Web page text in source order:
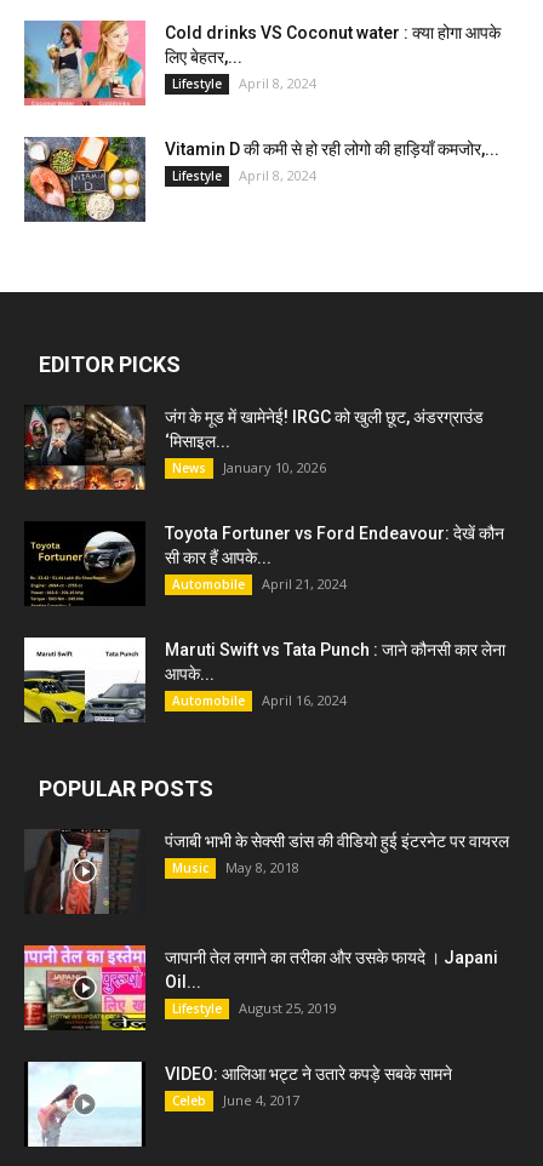
Cold drinks VS Coconut water : क्या होगा आपके
लिए बेहतर,...
Lifestyle April 8, 2024
Vitamin D की कमी से हो रही लोगो की हाड़ियाँ कमजोर,...
Lifestyle April 8, 2024
EDITOR PICKS
जंग के मूड में खामेनेई! IRGC को खुली छूट, अंडरग्राउंड
‘मिसाइल...
News January 10, 2026
Toyota Fortuner vs Ford Endeavour: देखें कौन
सी कार हैं आपके...
Automobile April 21, 2024
Maruti Swift vs Tata Punch : जाने कौनसी कार लेना
आपके...
Automobile April 16, 2024
POPULAR POSTS
पंजाबी भाभी के सेक्सी डांस की वीडियो हुई इंटरनेट पर वायरल
Music May 8, 2018
जापानी तेल लगाने का तरीका और उसके फायदे । Japani
Oil...
Lifestyle August 25, 2019
VIDEO: आलिआ भट्ट ने उतारे कपड़े सबके सामने
Celeb June 4, 2017